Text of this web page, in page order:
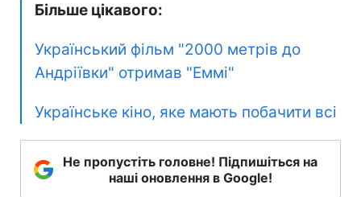
Більше цікавого:
Український фільм "2000 метрів до
Андріївки" отримав "Еммі"
Українське кіно, яке мають побачити всі
Не пропустіть головне! Підпишіться на
наші оновлення в Google!